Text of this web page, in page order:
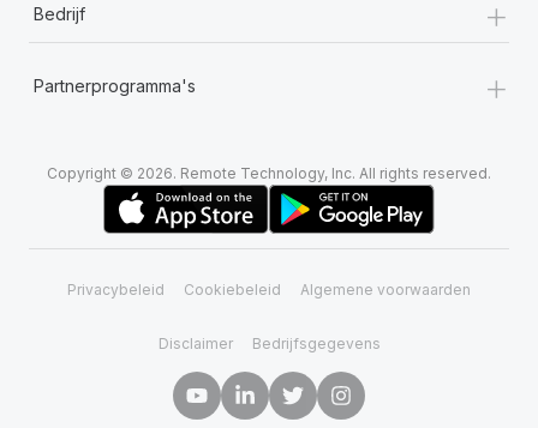
Bedrijf +
Partnerprogramma's +
Copyright © 2026. Remote Technology, Inc. All rights reserved.
Privacybeleid Cookiebeleid Algemene voorwaarden
Disclaimer Bedrijfsgegevens